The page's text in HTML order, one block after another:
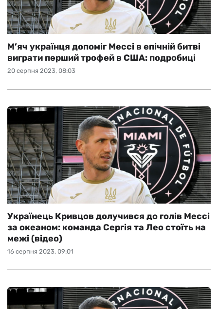
20 серпня 2023, 08:03
М’яч українця допоміг Мессі в епічній битві
виграти перший трофей в США: подробиці
16 серпня 2023, 09:01
Українець Кривцов долучився до голів Мессі
за океаном: команда Сергія та Лео стоїть на
межі (відео)